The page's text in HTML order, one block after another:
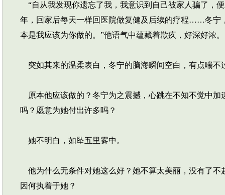
“自从我发现你遗忘了我，我意识到自己被家人骗了，
年，回家后每天一样回医院做复健及后续的疗程……冬宁
本是我应该为你做的。”他语气中蕴藏着歉疚，好深好浓。
突如其来的温柔表白，冬宁的脑海瞬间空白，有点喘不
原本他应该做的？冬宁为之震撼，心跳在不知不觉中加
吗？愿意为她付出许多吗？
她不明白，如坠五里雾中。
他为什么无条件对她这么好？她不算太美丽，没有了不
因何执着于她？